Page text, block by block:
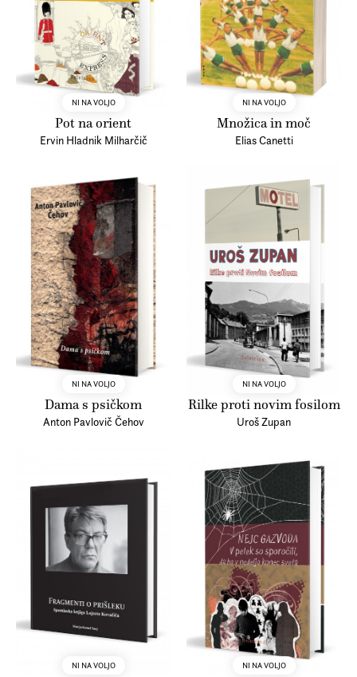
NI NA VOLJO
Pot na orient
Ervin Hladnik Milharčič
NI NA VOLJO
Množica in moč
Elias Canetti
NI NA VOLJO
Dama s psičkom
Anton Pavlovič Čehov
NI NA VOLJO
Rilke proti novim fosilom
Uroš Zupan
NI NA VOLJO NI NA VOLJO